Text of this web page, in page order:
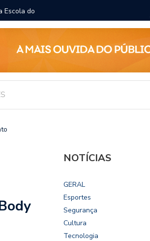
Escola do
Prefeito Rodrigo Cunha
para professores
NOTÍCIAS
GERAL
Esportes
Segurança
Cultura
Tecnologia